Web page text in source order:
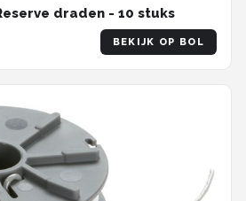
Bosch AFS 23-37 Reserve draden - 10 stuks
BEKIJK OP BOL